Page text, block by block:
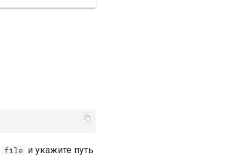
file и укажите путь